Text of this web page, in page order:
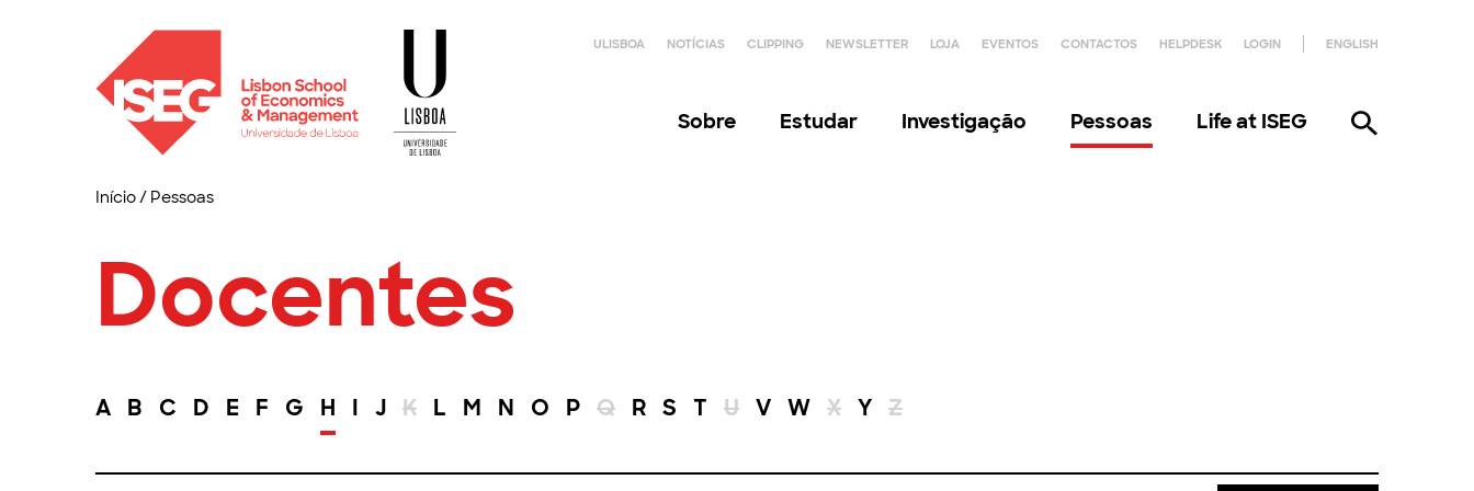
ULISBOA NOTÍCIAS CLIPPING NEWSLETTER LOJA EVENTOS CONTACTOS HELPDESK LOGIN ENGLISH
Sobre Estudar Investigação Pessoas Life at ISEG
Início/ Pessoas
Docentes
A B C D E F G H I J K L M N O P Q R S T U V W X Y Z